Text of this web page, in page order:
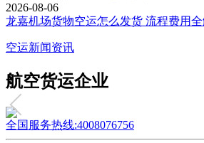
2026-08-06
龙嘉机场货物空运怎么发货 流程费用
空运新闻资讯
航空货运企业
全国服务热线:4008076756